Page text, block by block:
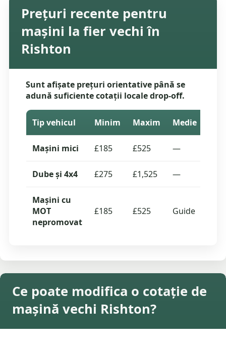
Prețuri recente pentru
mașini la fier vechi în
Rishton
Sunt afișate prețuri orientative până se
adună suficiente cotații locale drop-off.
Tip vehicul Minim Maxim Medie
Mașini mici £185 £525 —
Dube și 4x4 £275 £1,525 —
Mașini cu
MOT
nepromovat
£185 £525 Guide
Ce poate modifica o cotație de
mașină vechi Rishton?